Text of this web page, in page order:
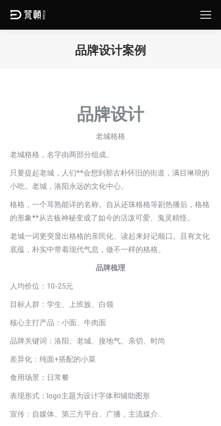
品牌设计案例
品牌设计
老城格格
老城格格，名字由两部分组成。
只要提起老城，人们**会想到那古朴怀旧的街道，满目琳琅的
小吃。老城，洛阳永远的文化中心。
格格，一个耳熟能详的名称。自从还珠格格等剧热播后，格格
的形象**从古板神秘变成了如今的活泼可爱、鬼灵精怪。
老城一词更突显出格格的亲民化、读起来好记顺口。且有文化
底蕴，朴实中带着现代气息，做不一样的格格。
品牌梳理
人均价位：10-25元
目标人群：学生、上班族、白领
核心主打产品：小面、牛肉面
品牌关键词：洛阳、老城、接地气、亲切、时尚
差异化：纯面+搭配的小菜
食用场景：日常餐
表现形式：logo主题为设计字体和辅助图形
宣传：自媒体、第三方平台、广播，主流媒介…